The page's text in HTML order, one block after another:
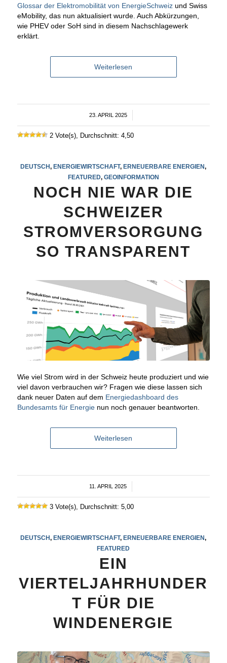
Glossar der Elektromobilität von EnergieSchweizund Swiss
eMobility, das nun aktualisiert wurde. Auch Abkürzungen,
wie PHEV oder SoH sind in diesem Nachschlagewerk
erklärt.
Weiterlesen
23. APRIL 2025
/
2 Vote(s), Durchschnitt: 4,50
DEUTSCH ,ENERGIEWIRTSCHAFT,ERNEUERBARE ENERGIEN
FEATURED, GEOINFORMATION
NOCH NIE WAR DIE
SCHWEIZER
STROMVERSORGUNG
SO TRANSPARENT
Wie viel Strom wird in der Schweiz heute produziert und wie
viel davon verbrauchen wir? Fragen wie diese lassen sich
dank neuer Daten auf dem Energiedashboard des
Bundesamts für Energienun noch genauer beantworten.
Weiterlesen
11. APRIL 2025
/
3 Vote(s), Durchschnitt: 5,00
DEUTSCH, ENERGIEWIRTSCHAFT, ERNEUERBARE ENERGIEN,
FEATURED
EIN
VIERTELJAHRHUNDER
T FÜR DIE
WINDENERGIE